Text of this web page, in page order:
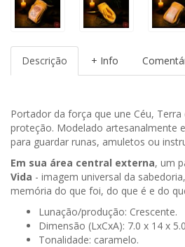
Descrição + Info
Portador da força que une Céu, Terra
proteção. Modelado artesanalmente
para guardar runas, amuletos ou
Em sua área central externa, um
Vida - imagem universal da
memória do que foi, do que é e do
Lunação/produção: Crescente.
Dimensão (LxCxA): 7.0 x 14 x
Tonalidade: caramelo.